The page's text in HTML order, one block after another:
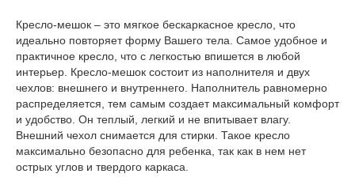
Кресло-мешок – это мягкое бескаркасное кресло, что
идеально повторяет форму Вашего тела. Самое удобное и
практичное кресло, что с легкостью впишется в любой
интерьер. Кресло-мешок состоит из наполнителя и двух
чехлов: внешнего и внутреннего. Наполнитель равномерно
распределяется, тем самым создает максимальный комфорт
и удобство. Он теплый, легкий и не впитывает влагу.
Внешний чехол снимается для стирки. Такое кресло
максимально безопасно для ребенка, так как в нем нет
острых углов и твердого каркаса.